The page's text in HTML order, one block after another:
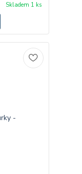
Skladem 1 ks